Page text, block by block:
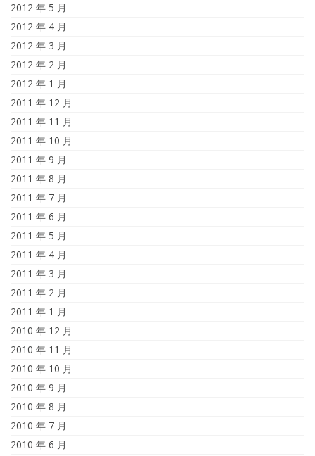
2012 年 5 月
2012 年 4 月
2012 年 3 月
2012 年 2 月
2012 年 1 月
2011 年 12 月
2011 年 11 月
2011 年 10 月
2011 年 9 月
2011 年 8 月
2011 年 7 月
2011 年 6 月
2011 年 5 月
2011 年 4 月
2011 年 3 月
2011 年 2 月
2011 年 1 月
2010 年 12 月
2010 年 11 月
2010 年 10 月
2010 年 9 月
2010 年 8 月
2010 年 7 月
2010 年 6 月